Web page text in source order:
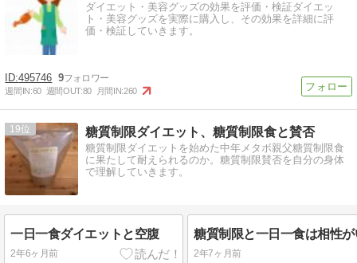
ダイエット・美容グッズの効果を評価・検証ダイエッ
ト・美容グッズを実際に購入し、その効果を詳細に評
価・検証していきます。
495746 9
週間IN:60 週間OUT:80 月間IN:260
19 糖質制限ダイエット、糖質制限食と賛否
糖質制限ダイエットを始めた中年メタボ親父糖質制限食
に果たして耐えられるのか。糖質制限賛否を自分の身体
で理解していきます。
一日一食ダイエットと空腹
2年6ヶ月前 2年7ヶ月前